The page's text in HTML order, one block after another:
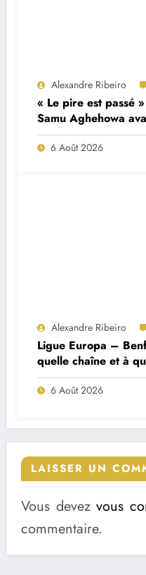
Alexandre Ribeiro
« Le pire est passé
Samu Aghehowa
Porto ?
6 Août 2026
Alexandre Ribeiro
Ligue Europa –
quelle chaîne et à
match ?
6 Août 2026
LAISSER UN
Vous devezvous
commentaire.